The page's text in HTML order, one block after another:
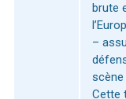
brute
–
scène
Cette